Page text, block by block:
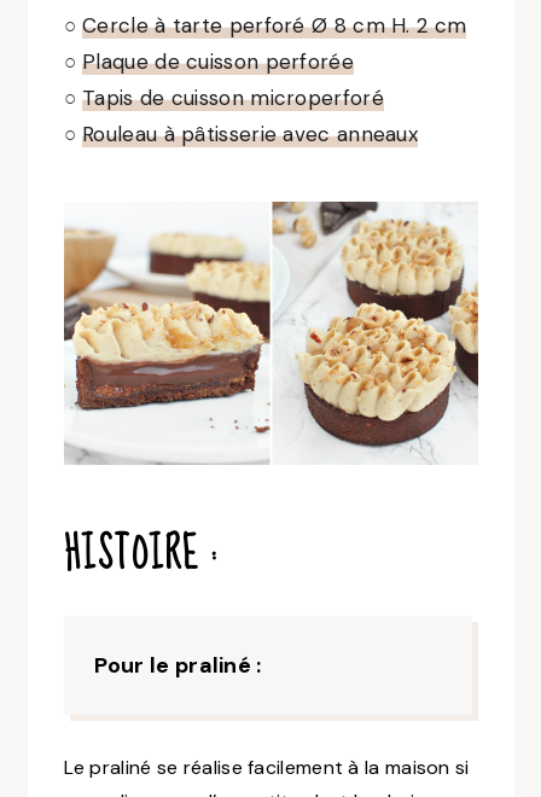
○Cercle à tarte perforé Ø 8 cm H. 2 cm
○Plaque de cuisson perforée
○Tapis de cuisson microperforé
○Rouleau à pâtisserie avec anneaux
HISTOIRE :
Pour le praliné :
Le praliné se réalise facilement à la maison si